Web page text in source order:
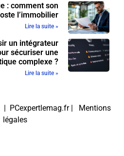
: comment son
l’immobilier
Lire la suite »
un intégrateur
sécuriser une
complexe ?
Lire la suite »
| PCexpertlemag.fr |
Mentions
légales